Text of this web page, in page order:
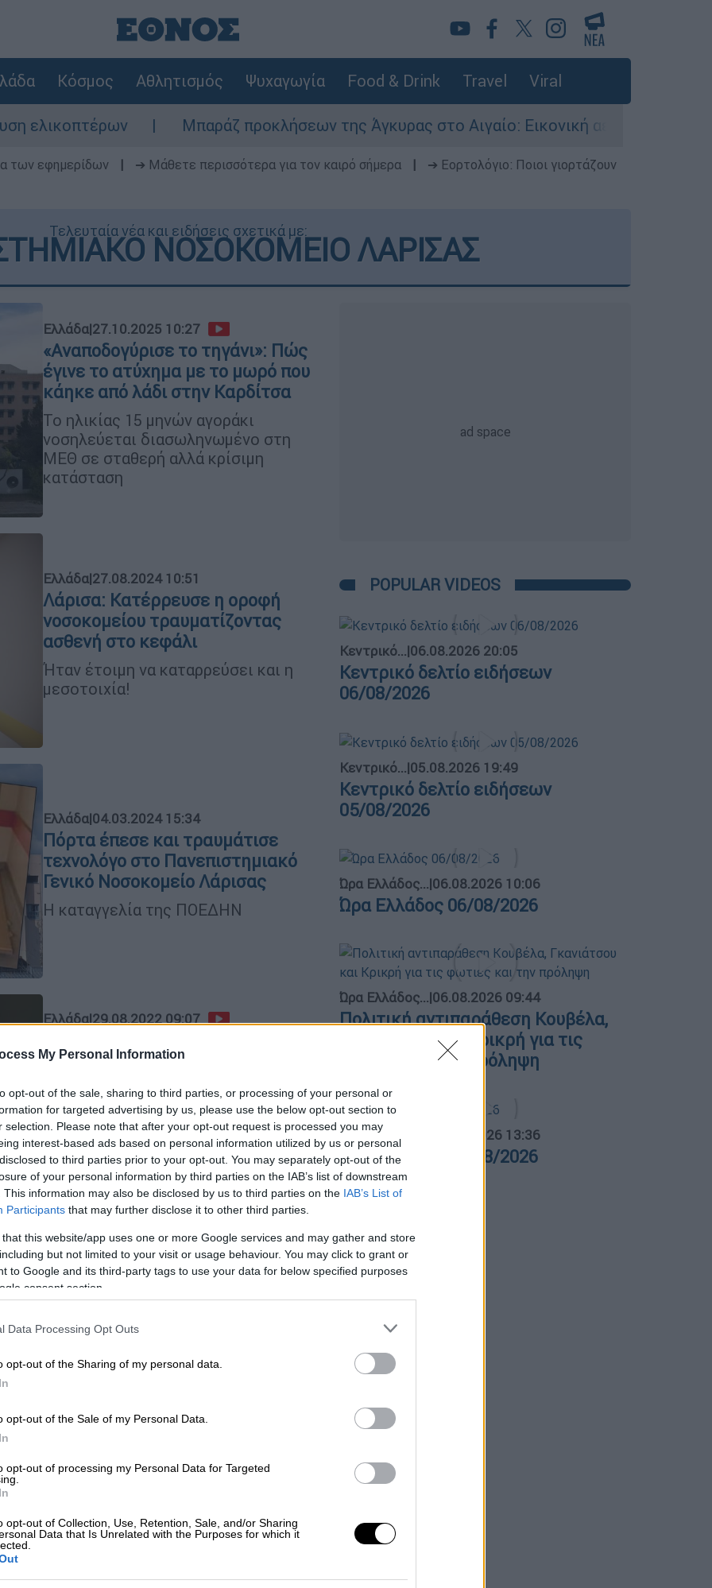
My Personal Information
opt-out of the sale, sharing to third parties, or processing of your personal or
for targeted advertising by us, please use the below opt-out section to
selection. Please note that after your opt-out request is processed you may
interest-based ads based on personal information utilized by us or personal
to third parties prior to your opt-out. You may separately opt-out of the
of your personal information by third parties on the IAB’s list of downstream
This information may also be disclosed by us to third parties on the IAB’s List of
Participants that may further disclose it to other third parties.
that this website/app uses one or more Google services and may gather and store
but not limited to your visit or usage behaviour. You may click to grant or
to Google and its third-party tags to use your data for below specified purposes
consent section.
Data Processing Opt Outs
opt-out of the Sharing of my personal data.
opt-out of the Sale of my Personal Data.
opt-out of processing my Personal Data for Targeted
opt-out of Collection, Use, Retention, Sale, and/or Sharing
Data that Is Unrelated with the Purposes for which it
Κόσμος Αθλητισμός Ψυχαγωγία Food & Drink Travel Viral
Μπαράζ προκλήσεων της Άγκυρας στο Αιγαίο: Εικονική αερομαχία ανάμεσα σε
των εφημερίδων ➔ Μάθετε περισσότερα για τον καιρό σήμερα
➔ Εορτολόγιο: Ποιοι γιορτάζουν
Τελευταία νέα και ειδήσεις σχετικά με:
ΝΟΣΟΚΟΜΕΙΟ ΛΑΡΙΣΑΣ
Ελλάδα|27.10.2025 10:27
«Αναποδογύρισε το τηγάνι»: Πώς
έγινε το ατύχημα με το μωρό που
κάηκε από λάδι στην Καρδίτσα
Το ηλικίας 15 μηνών αγοράκι
νοσηλεύεται διασωληνωμένο στη
ΜΕΘ σε σταθερή αλλά κρίσιμη
κατάσταση
Ελλάδα|27.08.2024 10:51
Λάρισα: Κατέρρευσε η οροφή
νοσοκομείου τραυματίζοντας
ασθενή στο κεφάλι
Ήταν έτοιμη να καταρρεύσει και η
μεσοτοιχία!
Ελλάδα|04.03.2024 15:34
Πόρτα έπεσε και τραυμάτισε
τεχνολόγο στο Πανεπιστημιακό
Γενικό Νοσοκομείο Λάρισας
Η καταγγελία της ΠΟΕΔΗΝ
Ελλάδα|29.08.2022 09:07
γραφειοκρατίας: «Το νοσοκομείο
καταγγέλλει στο Open πατέρας
βρέφους
Όσα είπε ο πατέρας του παιδιού στο
Open
Ελλάδα|05.12.2020 17:37
Απεργός πείνας στο ethnos.gr:
«Απεργία μέχρι να πέσουν και τα
τσιμέντα»
Δεκάδες συνάδελφοι του Λάμπρου
είσοδο του νοσοκομείου Λάρισας
πείνας
Σοβαρός τραυματισμός δύο
POPULAR VIDEOS
Κεντρικό...|06.08.2026 20:05
Κεντρικό δελτίο ειδήσεων
06/08/2026
Κεντρικό...|05.08.2026 19:49
Κεντρικό δελτίο ειδήσεων
05/08/2026
Ώρα Ελλάδος...|06.08.2026 10:06
Ώρα Ελλάδος 06/08/2026
Ώρα Ελλάδος...|06.08.2026 09:44
Πολιτική αντιπαράθεση Κουβέλα,
Γκανιάτσου και Κρικρή για τις
φωτιές και την πρόληψη
Ώρα Ελλάδος... 05.08.2026 13:36
Ώρα Ελλάδος 05/08/2026